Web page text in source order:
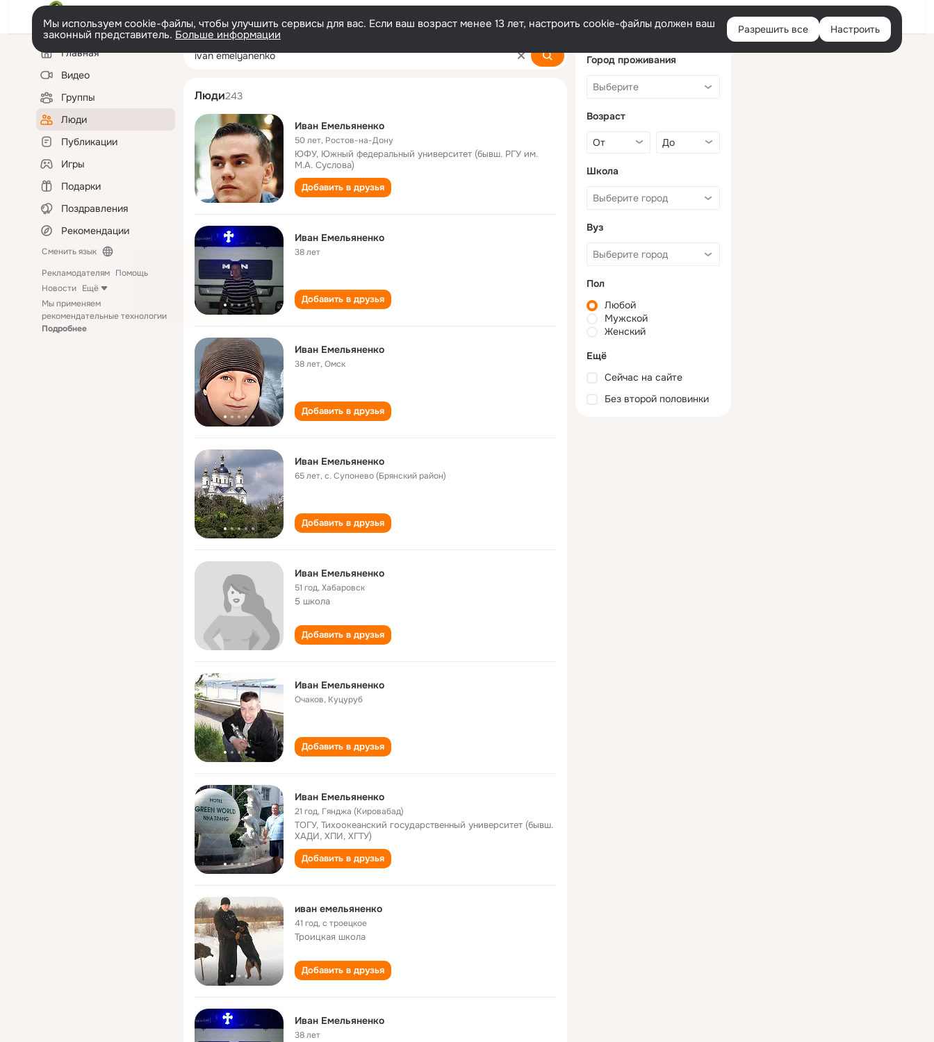
Войти
Мы используем cookie-файлы, чтобы улучшить сервисы для вас. Если ваш возраст менее 13 лет, настроить cookie-файлы должен ваш
законный представитель. Больше информации Разрешить все Настроить
Левая
колонкаГлавная
Видео
Группы
Люди
Публикации
Игры
Подарки
Поздравления
Рекомендации
Сменить язык
Рекламодателям Помощь
Новости Ещё
Мы применяем
рекомендательные технологии
Подробнее
ivan emelyanenko
Люди243
Иван Емельяненко
50 лет, Ростов-на-Дону
ЮФУ, Южный федеральный университет (бывш. РГУ им.
М.А. Суслова)
Добавить в друзья
Иван Емельяненко
38 лет
Добавить в друзья
Иван Емельяненко
38 лет,Омск
Добавить в друзья
Иван Емельяненко
65 лет,с. Супонево (Брянский район)
Добавить в друзья
Иван Емельяненко
51 год,Хабаровск
5 школа
Добавить в друзья
Иван Емельяненко
Очаков, Куцуруб
Добавить в друзья
Иван Емельяненко
21 год, Гянджа (Кировабад)
ТОГУ, Тихоокеанский государственный университет (бывш.
ХАДИ, ХПИ, ХГТУ)
Добавить в друзья
иван емельяненко
41 год,с троецкое
Троицкая школа
Добавить в друзья
Иван Емельяненко
38 лет
Город проживания
Возраст
Школа
Вуз
Пол
Любой
Мужской
Женский
Ещё
Сейчас на сайте
Без второй половинки